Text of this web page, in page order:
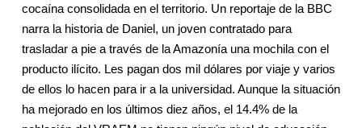
cocaína consolidada en el territorio. Un reportaje de la BBC
narra la historia de Daniel, un joven contratado para
trasladar a pie a través de la Amazonía una mochila con el
producto ilícito. Les pagan dos mil dólares por viaje y varios
de ellos lo hacen para ir a la universidad. Aunque la situación
ha mejorado en los últimos diez años, el 14.4% de la